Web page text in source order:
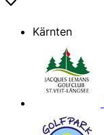
Kärnten